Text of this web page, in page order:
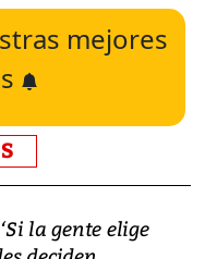
mejores
la gente elige